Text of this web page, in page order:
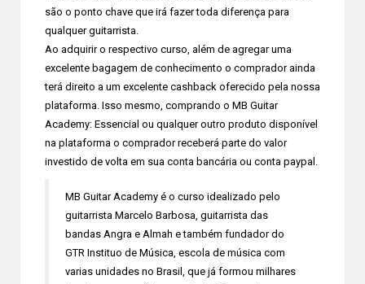
são o ponto chave que irá fazer toda diferença para
qualquer guitarrista.
Ao adquirir o respectivo curso, além de agregar uma
excelente bagagem de conhecimento o comprador ainda
terá direito a um excelente cashback oferecido pela nossa
plataforma. Isso mesmo, comprando o MB Guitar
Academy: Essencial ou qualquer outro produto disponível
na plataforma o comprador receberá parte do valor
investido de volta em sua conta bancária ou conta paypal.
MB Guitar Academy é o curso idealizado pelo
guitarrista Marcelo Barbosa, guitarrista das
bandas Angra e Almah e também fundador do
GTR Instituo de Música, escola de música com
varias unidades no Brasil, que já formou milhares